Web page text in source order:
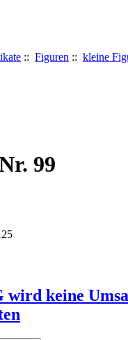
:: Figuren :: kleine
99
wird keine